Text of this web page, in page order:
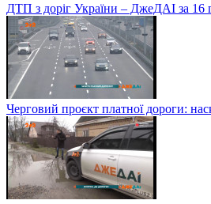
ДТП з доріг України – ДжеДАІ за 16
Черговий проєкт платної дороги: